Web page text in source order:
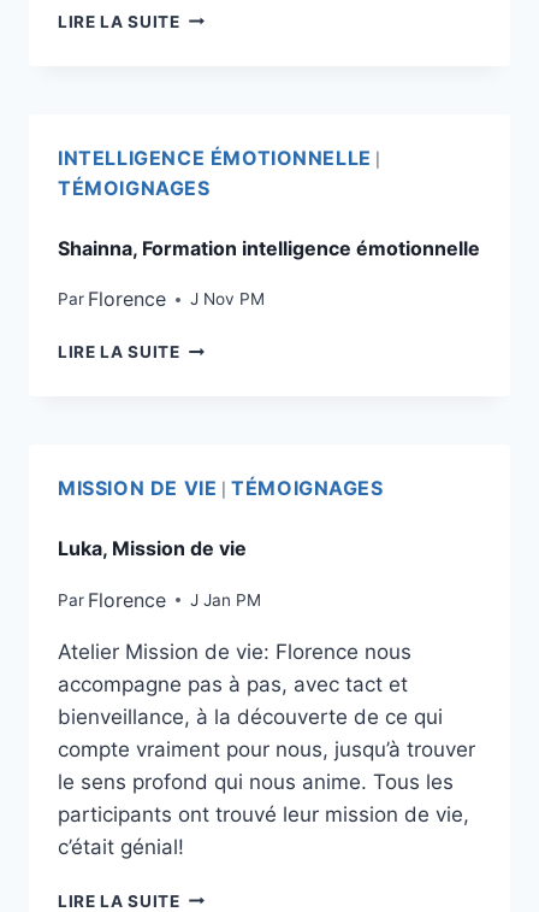
LIRE LA SUITE
INTELLIGENCE ÉMOTIONNELLE
TÉMOIGNAGES
Shainna, Formation intelligence émotionnelle
Par Florence J Nov PM
LIRE LA SUITE
MISSION DE VIE |TÉMOIGNAGES
Luka, Mission de vie
Par Florence J Jan PM
Atelier Mission de vie: Florence nous
accompagne pas à pas, avec tact et
bienveillance, à la découverte de ce qui
compte vraiment pour nous, jusqu’à trouver
le sens profond qui nous anime. Tous les
participants ont trouvé leur mission de vie,
c’était génial!
LIRE LA SUITE